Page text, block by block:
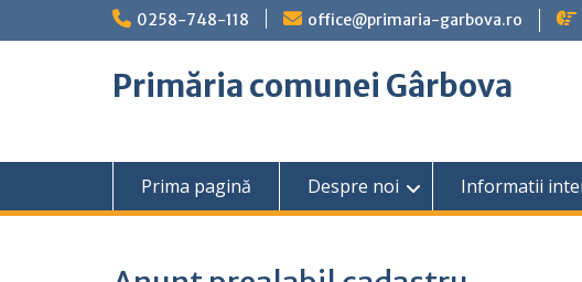
0258-748-118 office@primaria-garbova.ro
Primăria comunei Gârbova
Prima pagină Despre noi Informatii